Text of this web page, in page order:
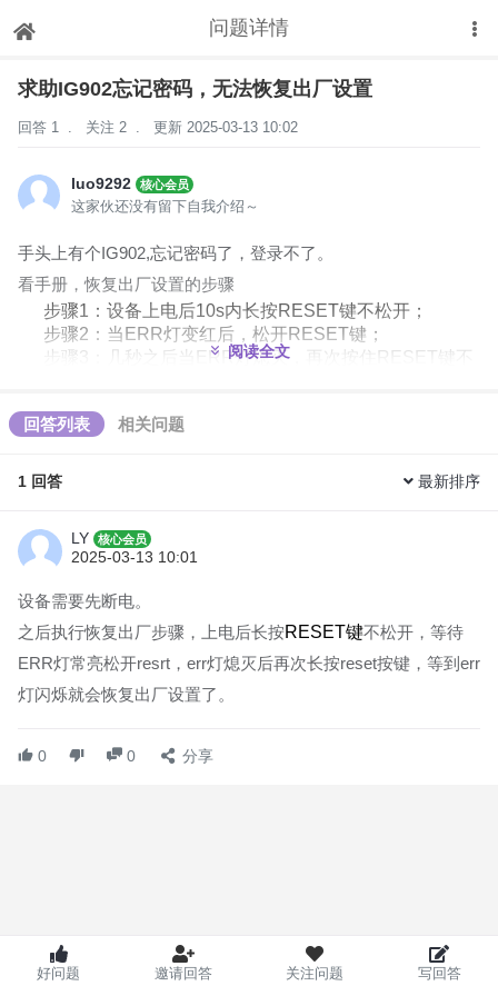
问题详情
下拉刷新
求助IG902忘记密码，无法恢复出厂设置
回答 1 . 关注 2 . 更新 2025-03-13 10:02
luo9292 核心会员
这家伙还没有留下自我介绍～
手头上有个IG902,忘记密码了，登录不了。
看手册，恢复出厂设置的步骤
步骤1：设备上电后10s内长按RESET键不松开；
步骤2：当ERR灯变红后，松开RESET键；
步骤3：几秒之后当ERR灯熄灭，再次按住RESET键不
灯熄灭，表明恢复出厂设置成功。
我这边现象是，按住reset后，ERR不会变红色。 求助，这
种情况如何处理呀，恢复不了
阅读全文
回答列表 相关问题
1 回答 最新排序
LY 核心会员
2025-03-13 10:01
设备需要先断电。
之后执行恢复出厂步骤，上电后长按RESET键不松开，等待
ERR灯常亮松开resrt，err灯熄灭后再次长按reset按键，等到err
灯闪烁就会恢复出厂设置了。
0 0 分享
好问题 邀请回答 关注问题 写回答